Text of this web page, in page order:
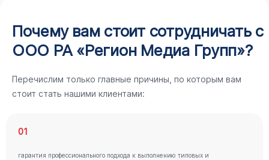
Почему вам стоит сотрудничать с
ООО РА «Регион Медиа Групп»?
Перечислим только главные причины, по которым вам
стоит стать нашими клиентами:
01
гарантия профессионального подхода к выполнению типовых и